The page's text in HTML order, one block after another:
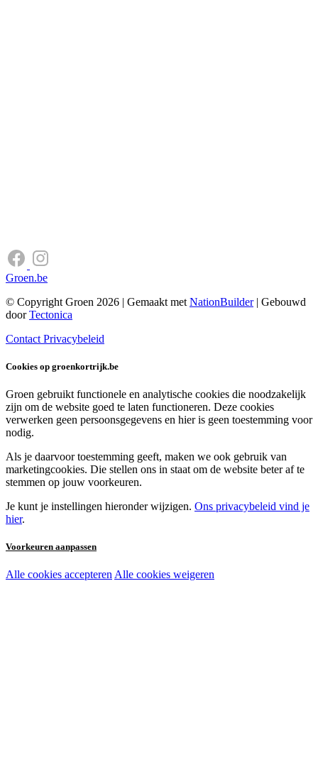
Groen.be
© Copyright Groen 2026 | Gemaakt met NationBuilder| Gebouwd
doorTectonica
Contact Privacybeleid
Cookies op groenkortrijk.be
Groen gebruikt functionele en analytische cookies die noodzakelijk
zijn om de website goed te laten functioneren. Deze cookies
verwerken geen persoonsgegevens en hier is geen toestemming voor
nodig.
Als je daarvoor toestemming geeft, maken we ook gebruik van
marketingcookies. Die stellen ons in staat om de website beter af te
stemmen op jouw voorkeuren.
Je kunt je instellingen hieronder wijzigen. Ons privacybeleid vind je
hier.
Voorkeuren aanpassen
Noodzakelijke cookies:
Alle cookies accepteren Alle cookies weigeren